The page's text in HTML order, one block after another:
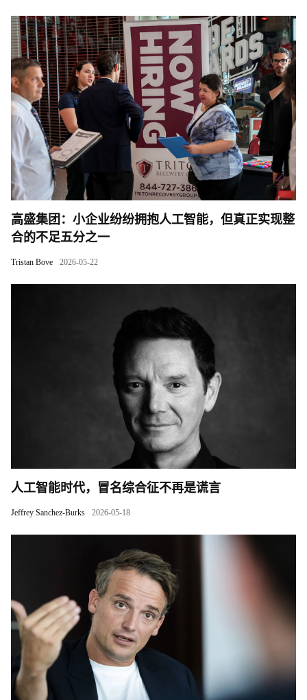
高盛集团：小企业纷纷拥抱人工智能，但真正实现整
合的不足五分之一
Tristan Bove 2026-05-22
人工智能时代，冒名综合征不再是谎言
Jeffrey Sanchez-Burks 2026-05-18